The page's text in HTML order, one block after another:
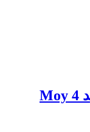
دانلود بازی موی 4 برای اندروید Moy 4